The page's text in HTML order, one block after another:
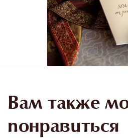
Вам также
понравиться